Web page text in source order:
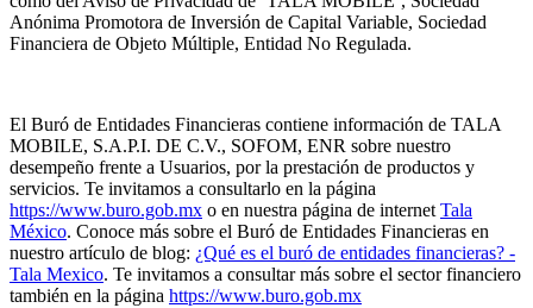
Anónima Promotora de Inversión de Capital Variable, Sociedad
Financiera de Objeto Múltiple, Entidad No Regulada.
El Buró de Entidades Financieras contiene información de TALA
MOBILE, S.A.P.I. DE C.V., SOFOM, ENR sobre nuestro
desempeño frente a Usuarios, por la prestación de productos y
servicios. Te invitamos a consultarlo en la página
https://www.buro.gob.mx o en nuestra página de internet Tala
México. Conoce más sobre el Buró de Entidades Financieras en
nuestro artículo de blog: ¿Qué es el buró de entidades financieras? -
Tala Mexico. Te invitamos a consultar más sobre el sector financiero
también en la página https://www.buro.gob.mx